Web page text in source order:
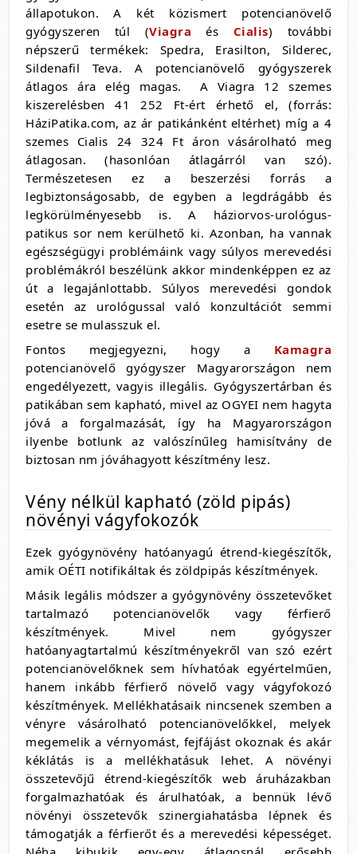
állapotukon. A két közismert potencianövelő
gyógyszeren túl (Viagra és Cialis) további
népszerű termékek: Spedra, Erasilton, Silderec,
Sildenafil Teva. A potencianövelő gyógyszerek
átlagos ára elég magas. A Viagra 12 szemes
kiszerelésben 41 252 Ft-ért érhető el, (forrás:
HáziPatika.com, az ár patikánként eltérhet) míg a 4
szemes Cialis 24 324 Ft áron vásárolható meg
átlagosan. (hasonlóan átlagárról van szó).
Természetesen ez a beszerzési forrás a
legbiztonságosabb, de egyben a legdrágább és
legkörülményesebb is. A háziorvos-urológus-
patikus sor nem kerülhető ki. Azonban, ha vannak
egészségügyi problémáink vagy súlyos merevedési
problémákról beszélünk akkor mindenképpen ez az
út a legajánlottabb. Súlyos merevedési gondok
esetén az urológussal való konzultációt semmi
esetre se mulasszuk el.
Fontos megjegyezni, hogy a Kamagra
potencianövelő gyógyszer Magyarországon nem
engedélyezett, vagyis illegális. Gyógyszertárban és
patikában sem kapható, mivel az OGYEI nem hagyta
jóvá a forgalmazását, így ha Magyarországon
ilyenbe botlunk az valószínűleg hamisítvány de
biztosan nm jóváhagyott készítmény lesz.
Vény nélkül kapható (zöld pipás)
növényi vágyfokozók
Ezek gyógynövény hatóanyagú étrend-kiegészítők,
amik OÉTI notifikáltak és zöldpipás készítmények.
Másik legális módszer a gyógynövény összetevőket
tartalmazó potencianövelők vagy férfierő
készítmények. Mivel nem gyógyszer
hatóanyagtartalmú készítményekről van szó ezért
potencianövelőknek sem hívhatóak egyértelműen,
hanem inkább férfierő növelő vagy vágyfokozó
készítmények. Mellékhatásaik nincsenek szemben a
vényre vásárolható potencianövelőkkel, melyek
megemelik a vérnyomást, fejfájást okoznak és akár
kéklátás is a mellékhatásuk lehet. A növényi
összetevőjű étrend-kiegészítők web áruházakban
forgalmazhatóak és árulhatóak, a bennük lévő
növényi összetevők szinergiahatásba lépnek és
támogatják a férfierőt és a merevedési képességet.